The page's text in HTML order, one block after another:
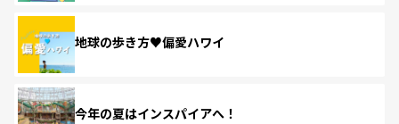
地球の歩き方♥偏愛ハワイ
今年の夏はインスパイアへ！